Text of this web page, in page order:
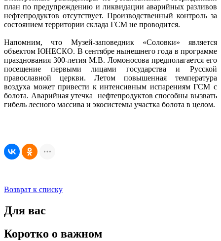
план по предупреждению и ликвидации аварийных разливов
нефтепродуктов отсутствует. Производственный контроль за
состоянием территории склада ГСМ не проводится.
Напомним, что Музей-заповедник «Соловки» является
объектом ЮНЕСКО. В сентябре нынешнего года в программе
празднования 300-летия М.В. Ломоносова предполагается его
посещение первыми лицами государства и Русской
православной церкви. Летом повышенная температура
воздуха может привести к интенсивным испарениям ГСМ с
болота. Аварийная утечка нефтепродуктов способны вызвать
гибель лесного массива и экосистемы участка болота в целом.
Возврат к списку
Для вас
Коротко о важном